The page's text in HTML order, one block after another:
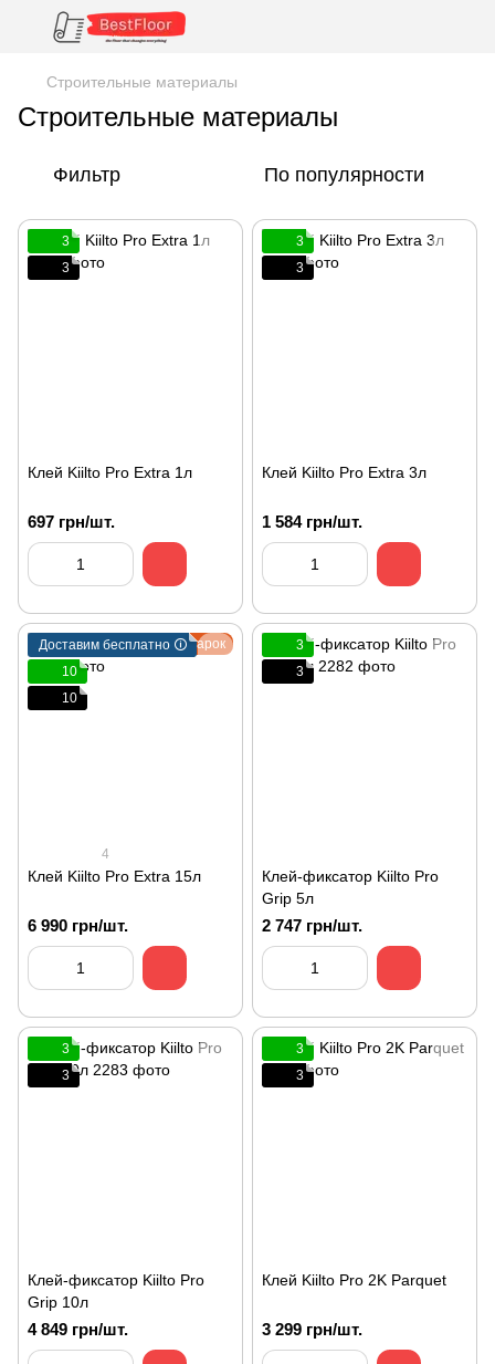
Строительные материалы
Строительные материалы
Фильтр По популярности
3
3
Клей Kiilto Pro Extra 1л
697 грн/шт.
3
3
Клей Kiilto Pro Extra 3л
1 584 грн/шт.
Подарок
Доставим бесплатно 🛈
10
10
4
Клей Kiilto Pro Extra 15л
6 990 грн/шт.
3
3
Клей-фиксатор Kiilto Pro
Grip 5л
2 747 грн/шт.
3
3
Клей-фиксатор Kiilto Pro
Grip 10л
4 849 грн/шт.
3
3
Клей Kiilto Pro 2K Parquet
3 299 грн/шт.